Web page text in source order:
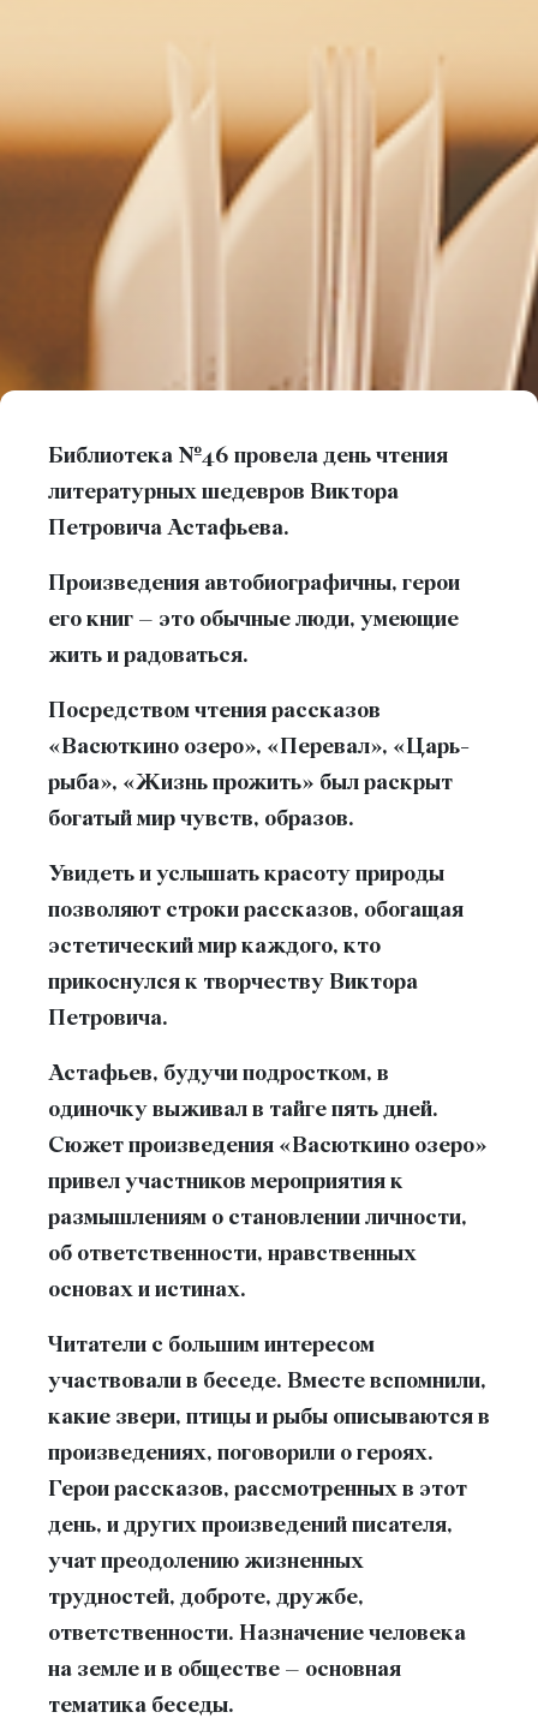
Библиотека №46 провела день чтения
литературных шедевров Виктора
Петровича Астафьева.
Произведения автобиографичны, герои
его книг – это обычные люди, умеющие
жить и радоваться.
Посредством чтения рассказов
«Васюткино озеро», «Перевал», «Царь-
рыба», «Жизнь прожить» был раскрыт
богатый мир чувств, образов.
Увидеть и услышать красоту природы
позволяют строки рассказов, обогащая
эстетический мир каждого, кто
прикоснулся к творчеству Виктора
Петровича.
Астафьев, будучи подростком, в
одиночку выживал в тайге пять дней.
Сюжет произведения «Васюткино озеро»
привел участников мероприятия к
размышлениям о становлении личности,
об ответственности, нравственных
основах и истинах.
Читатели с большим интересом
участвовали в беседе. Вместе вспомнили,
какие звери, птицы и рыбы описываются в
произведениях, поговорили о героях.
Герои рассказов, рассмотренных в этот
день, и других произведений писателя,
учат преодолению жизненных
трудностей, доброте, дружбе,
ответственности. Назначение человека
на земле и в обществе – основная
тематика беседы.